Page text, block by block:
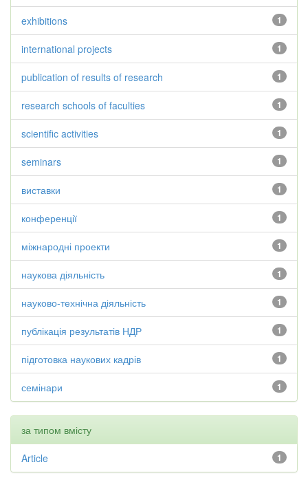
1
exhibitions
1
international projects
1
publication of results of research
1
research schools of faculties
1
scientific activities
1
seminars
1
виставки
1
конференції
1
міжнародні проекти
1
наукова діяльність
1
науково-технічна діяльність
1
публікація результатів НДР
1
підготовка наукових кадрів
1
семінари
за типом вмісту
1
Article